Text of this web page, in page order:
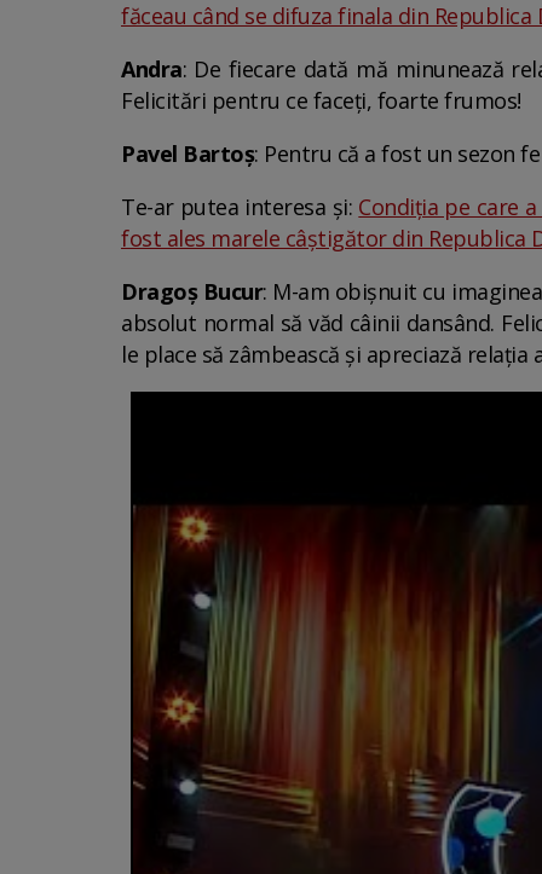
făceau când se difuza finala din Republica
Andra: De fiecare dată mă minunează
Felicitări pentru ce faceți, foarte frumos!
Pavel Bartoș: Pentru că a fost un sezon
Te-ar putea interesa și: Condiția pe care
fost ales marele câștigător din Republica
Dragoș Bucur: M-am obișnuit cu
absolut normal să văd câinii dansând.
le place să zâmbească și apreciază relația